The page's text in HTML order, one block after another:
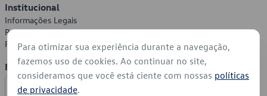
Institucional
Informações Legais
Política de Privacidade
Política de Cookies
Formas de Pagamento
Para otimizar sua experiência durante a navegação,
fazemos uso de cookies. Ao continuar no site,
consideramos que você está ciente com nossas políticas
de privacidade.